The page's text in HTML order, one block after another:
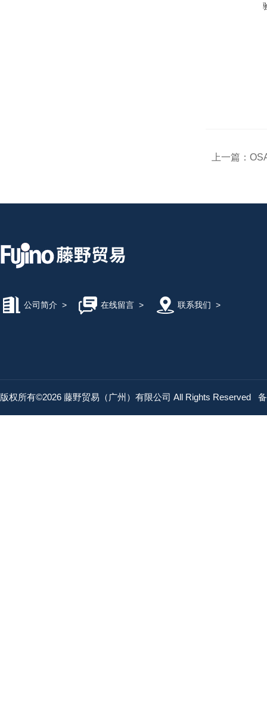
上一篇：
公司简介 > 在线留言> 联系我们 >
版权所有©2026 藤野贸易（广州）有限公司 All Rights Reserved